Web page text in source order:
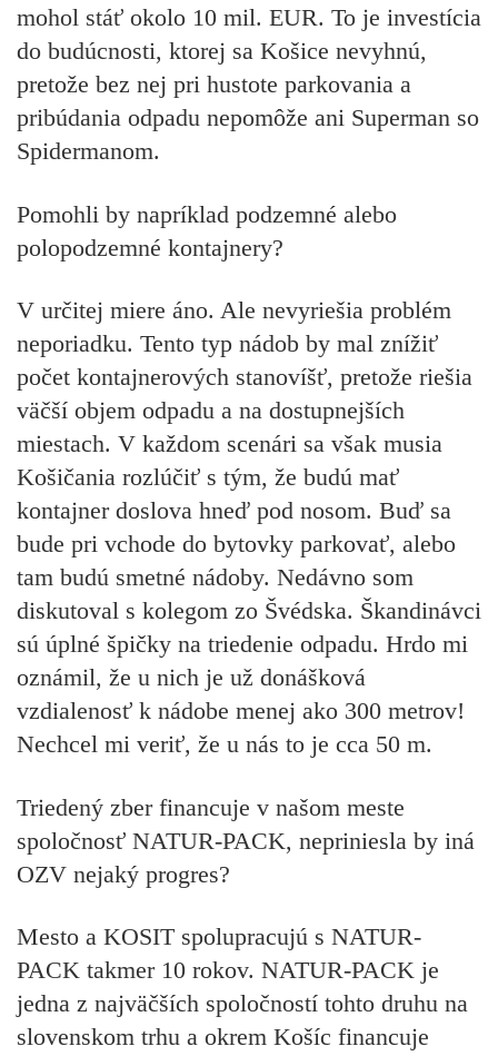
mohol stáť okolo 10 mil. EUR. To je investícia
do budúcnosti, ktorej sa Košice nevyhnú,
pretože bez nej pri hustote parkovania a
pribúdania odpadu nepomôže ani Superman so
Spidermanom.
Pomohli by napríklad podzemné alebo
polopodzemné kontajnery?
V určitej miere áno. Ale nevyriešia problém
neporiadku. Tento typ nádob by mal znížiť
počet kontajnerových stanovíšť, pretože riešia
väčší objem odpadu a na dostupnejších
miestach. V každom scenári sa však musia
Košičania rozlúčiť s tým, že budú mať
kontajner doslova hneď pod nosom. Buď sa
bude pri vchode do bytovky parkovať, alebo
tam budú smetné nádoby. Nedávno som
diskutoval s kolegom zo Švédska. Škandinávci
sú úplné špičky na triedenie odpadu. Hrdo mi
oznámil, že u nich je už donášková
vzdialenosť k nádobe menej ako 300 metrov!
Nechcel mi veriť, že u nás to je cca 50 m.
Triedený zber financuje v našom meste
spoločnosť NATUR-PACK, nepriniesla by iná
OZV nejaký progres?
Mesto a KOSIT spolupracujú s NATUR-
PACK takmer 10 rokov. NATUR-PACK je
jedna z najväčších spoločností tohto druhu na
slovenskom trhu a okrem Košíc financuje